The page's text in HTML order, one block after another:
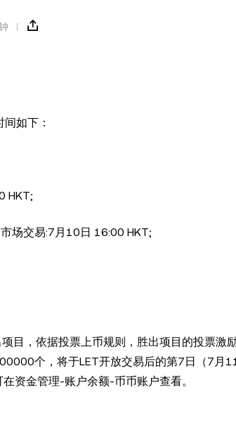
如下：
HKT;
场交易:7月10日 16:00 HKT;
目，依据投票上币规则，胜出项目的投票激
个，将于LET开放交易后的第7日（7月
资金管理-账户余额-币币账户查看。